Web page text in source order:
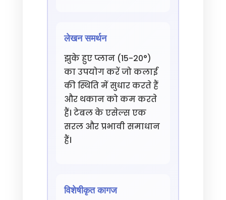
लेखन समर्थन
झुके हुए प्लान (15-20°)
का उपयोग करें जो कलाई
की स्थिति में सुधार करते हैं
और थकान को कम करते
हैं। टेबल के एसेल्स एक
सरल और प्रभावी समाधान
हैं।
विशेषीकृत कागज